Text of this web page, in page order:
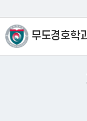
무도경호학
HOME 전공동아리